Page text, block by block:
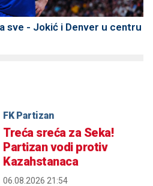
sve - Jokić i Denver u centru
FK Partizan
Treća sreća za Seka!
Partizan vodi protiv
Kazahstanaca
06.08.2026 21:54